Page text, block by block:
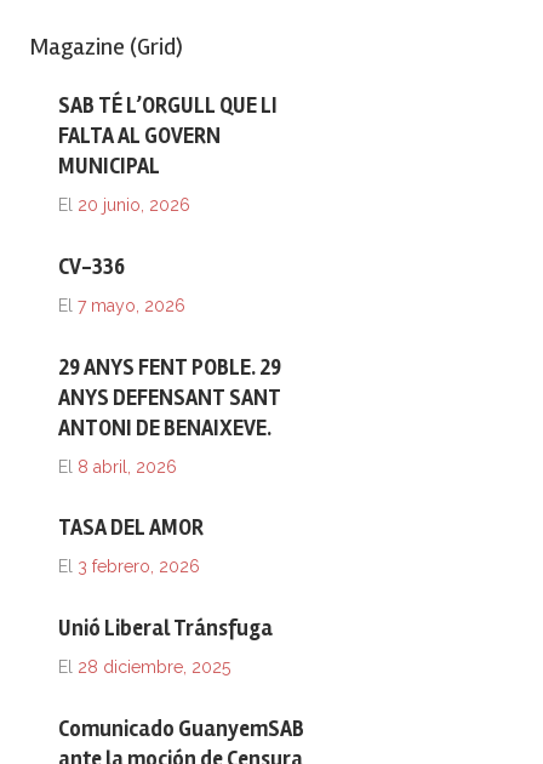
Magazine (Grid)
SAB TÉ L’ORGULL QUE LI
FALTA AL GOVERN
MUNICIPAL
El 20 junio, 2026
CV-336
El 7 mayo, 2026
29 ANYS FENT POBLE. 29
ANYS DEFENSANT SANT
ANTONI DE BENAIXEVE.
El 8 abril, 2026
TASA DEL AMOR
El 3 febrero, 2026
Unió Liberal Tránsfuga
El 28 diciembre, 2025
Comunicado GuanyemSAB